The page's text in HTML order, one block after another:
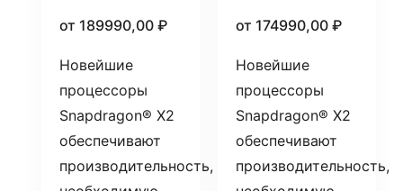
от 189990,00 ₽
Новейшие
процессоры
Snapdragon® X2
обеспечивают
производительность,
от 174990,00 ₽
Новейшие
процессоры
Snapdragon® X2
обеспечивают
производительность,